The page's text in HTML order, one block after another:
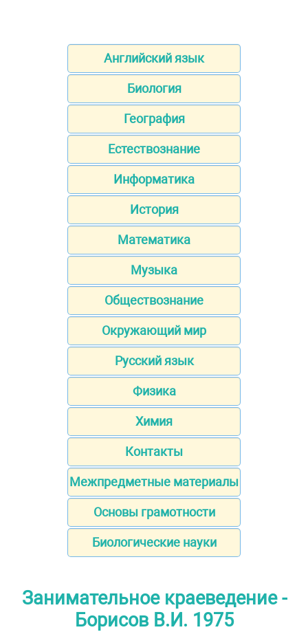
Английский язык
Биология
География
Естествознание
Информатика
История
Математика
Музыка
Обществознание
Окружающий мир
Русский язык
Физика
Химия
Контакты
Межпредметные материалы
Основы грамотности
Биологические науки
Занимательное краеведение -
Борисов В.И. 1975